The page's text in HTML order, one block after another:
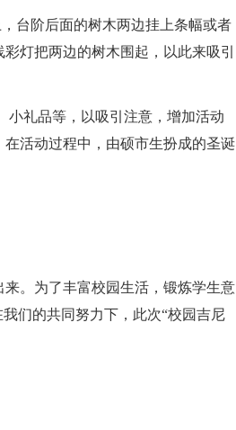
台阶后面的树木两边挂上条幅或者
灯把两边的树木围起，以此来吸引
小礼品等，以吸引注意，增加活动
活动过程中，由硕市生扮成的圣诞
。为了丰富校园生活，锻炼学生意
们的共同努力下，此次“校园吉尼